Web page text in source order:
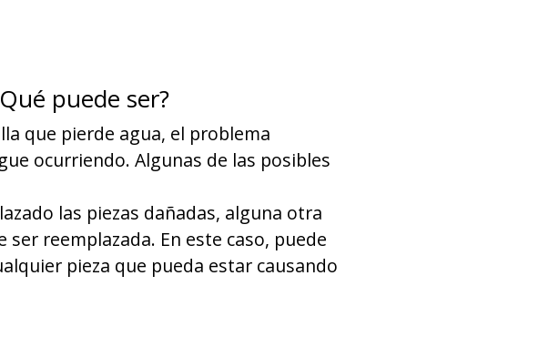
puede ser?
que pierde agua, el problema
ocurriendo. Algunas de las posibles
las piezas dañadas, alguna otra
reemplazada. En este caso, puede
pieza que pueda estar causando